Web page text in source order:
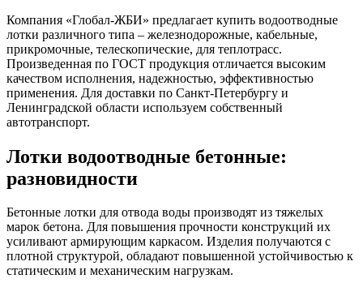
Компания «Глобал-ЖБИ» предлагает купить водоотводные
лотки различного типа – железнодорожные, кабельные,
прикромочные, телескопические, для теплотрасс.
Произведенная по ГОСТ продукция отличается высоким
качеством исполнения, надежностью, эффективностью
применения. Для доставки по Санкт-Петербургу и
Ленинградской области используем собственный
автотранспорт.
Лотки водоотводные бетонные:
разновидности
Бетонные лотки для отвода воды производят из тяжелых
марок бетона. Для повышения прочности конструкций их
усиливают армирующим каркасом. Изделия получаются с
плотной структурой, обладают повышенной устойчивостью к
статическим и механическим нагрузкам.